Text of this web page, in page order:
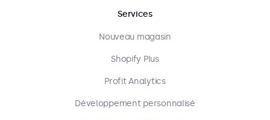
Services
Nouveau magasin
Shopify Plus
Profit Analytics
Développement personnalisé